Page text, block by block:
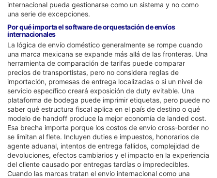
internacional pueda gestionarse como un sistema y no como
una serie de excepciones.
Por qué importa el software de orquestación de envíos
internacionales
La lógica de envío doméstico generalmente se rompe cuando
una marca mexicana se expande más allá de las fronteras. Una
herramienta de comparación de tarifas puede comparar
precios de transportistas, pero no considera reglas de
importación, promesas de entrega localizadas o si un nivel de
servicio específico creará exposición de duty evitable. Una
plataforma de bodega puede imprimir etiquetas, pero puede no
saber qué estructura fiscal aplica en el país de destino o qué
modelo de handoff produce la mejor economía de landed cost.
Esa brecha importa porque los costos de envío cross-border no
se limitan al flete. Incluyen duties e impuestos, honorarios de
agente aduanal, intentos de entrega fallidos, complejidad de
devoluciones, efectos cambiarios y el impacto en la experiencia
del cliente causado por entregas tardías o impredecibles.
Cuando las marcas tratan el envío internacional como una